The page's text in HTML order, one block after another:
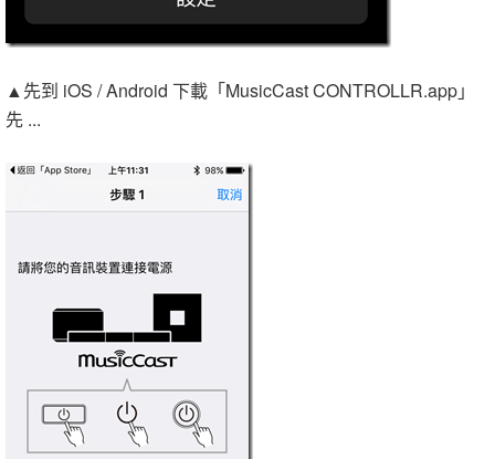
▲先到 iOS / Android 下載「MusicCast CONTROLLR.app」
先 ...